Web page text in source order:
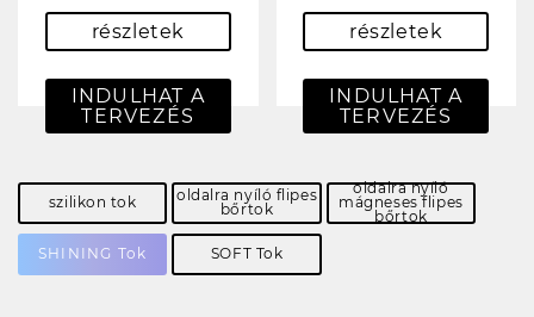
részletek
INDULHAT A
TERVEZÉS
részletek
INDULHAT A
TERVEZÉS
szilikon tok
oldalra nyíló flipes
bőrtok
oldalra nyíló
mágneses flipes
bőrtok
SHINING Tok SOFT Tok